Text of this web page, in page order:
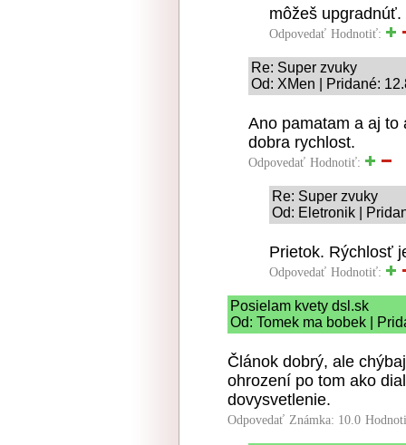
môžeš upgradnúť.
Odpovedať Hodnotiť:
Re: Super zvuky
Od: XMen | Pridané:
Ano pamatam a aj to
dobra rychlost.
Odpovedať Hodnotiť:
Re: Super zvuky
Od: Eletronik |
Prietok. Rýchlosť
Odpovedať Hodnotiť:
Posielam kvety dsl.sk
Od: Tomek ma bobek |
Článok dobrý, ale
ohrození po tom ako
dovysvetlenie.
Odpovedať Známka: 10.0